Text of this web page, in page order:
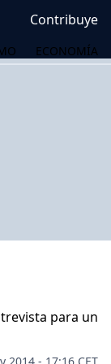
Contribuye
ECONOMÍA
para un